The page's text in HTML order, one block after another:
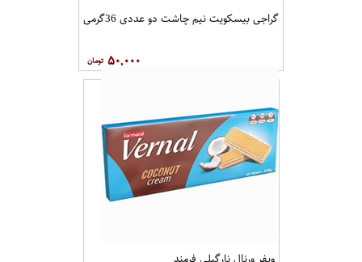
گراجی بیسکویت نیم چاشت دو عددی 36گرمی
۵۰,۰۰۰
ویفر ورنال نارگیلی فرمند